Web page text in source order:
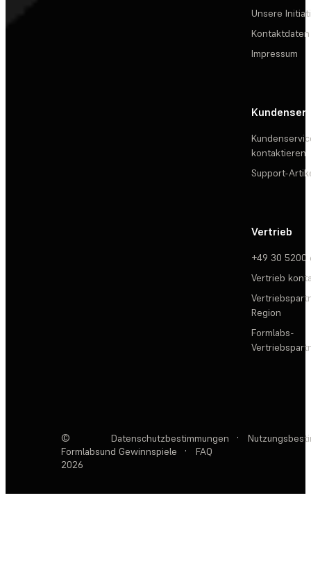
Unsere
Kontaktdaten
Impressum
kontaktieren
Support-
Vertrieb
+49 30 5200
Vertrieb
Region
Formlabs-
©
Formlabs
2026
Datenschutzbestimmungen ·
und Gewinnspiele
· FAQ